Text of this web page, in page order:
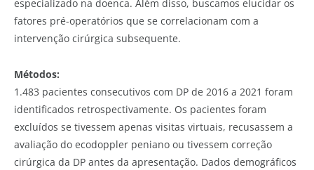
especializado na doenca. Além disso, buscamos elucidar os
fatores pré-operatórios que se correlacionam com a
intervenção cirúrgica subsequente.
Métodos:
1.483 pacientes consecutivos com DP de 2016 a 2021 foram
identificados retrospectivamente. Os pacientes foram
excluídos se tivessem apenas visitas virtuais, recusassem a
avaliação do ecodoppler peniano ou tivessem correção
cirúrgica da DP antes da apresentação. Dados demográficos